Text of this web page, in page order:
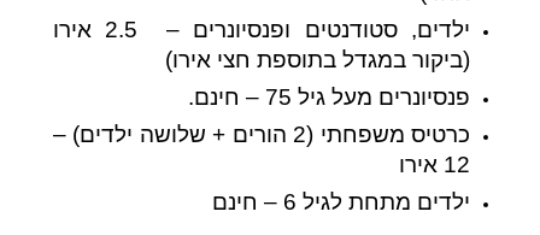
ילדים, סטודנטים ופנסיונרים – 2.5 אירו
(ביקור במגדל בתוספת חצי אירו)
פנסיונרים מעל גיל 75 – חינם.
כרטיס משפחתי (2 הורים + שלושה ילדים) –
12 אירו
ילדים מתחת לגיל 6 – חינם